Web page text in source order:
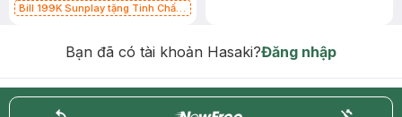
Bill 199K Sunplay tặng Tinh Chất
Bạn đã có tài khoản Hasaki?Đăng nhập